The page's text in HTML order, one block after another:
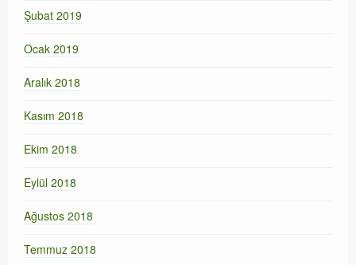
Şubat 2019
Ocak 2019
Aralık 2018
Kasım 2018
Ekim 2018
Eylül 2018
Ağustos 2018
Temmuz 2018